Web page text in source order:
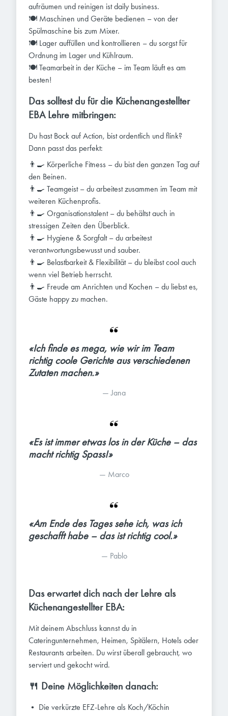
aufräumen und reinigen ist daily business.
🍽️ Maschinen und Geräte bedienen – von der
Spülmaschine bis zum Mixer.
🍽️ Lager auffüllen und kontrollieren – du sorgst für
Ordnung im Lager und Kühlraum.
🍽️ Teamarbeit in der Küche – im Team läuft es am
besten!
Das solltest du für die Küchenangestellter
EBA Lehre mitbringen:
Du hast Bock auf Action, bist ordentlich und flink?
Dann passt das perfekt:
👨‍🍳 Körperliche Fitness – du bist den ganzen Tag auf
den Beinen.
👨‍🍳 Teamgeist – du arbeitest zusammen im Team mit
weiteren Küchenprofis.
👨‍🍳 Organisationstalent – du behältst auch in
stressigen Zeiten den Überblick.
👨‍🍳 Hygiene & Sorgfalt – du arbeitest
verantwortungsbewusst und sauber.
👨‍🍳 Belastbarkeit & Flexibilität – du bleibst cool auch
wenn viel Betrieb herrscht.
👨‍🍳 Freude am Anrichten und Kochen – du liebst es,
Gäste happy zu machen.
«Ich finde es mega, wie wir im Team
richtig coole Gerichte aus verschiedenen
Zutaten machen.»
— Jana
«Es ist immer etwas los in der Küche – das
macht richtig Spass!»
— Marco
«Am Ende des Tages sehe ich, was ich
geschafft habe – das ist richtig cool.»
— Pablo
Das erwartet dich nach der Lehre als
Küchenangestellter EBA:
Mit deinem Abschluss kannst du in
Cateringunternehmen, Heimen, Spitälern, Hotels oder
Restaurants arbeiten. Du wirst überall gebraucht, wo
serviert und gekocht wird.
🍴 Deine Möglichkeiten danach:
• Die verkürzte EFZ-Lehre als Koch/Köchin